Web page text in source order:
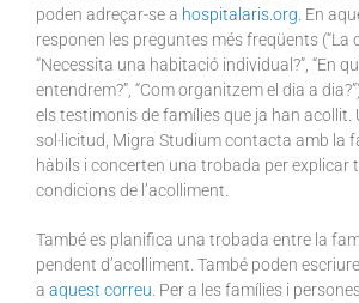
poden adreçar-se a hospitalaris.org . En
responen les preguntes més freqüents (“La
“Necessita una habitació individual?”, “En
entendrem?”, “Com organitzem el dia a
els testimonis de famílies que ja han acollit.
sol·licitud, Migra Studium contacta amb la
hàbils i concerten una trobada per explicar
condicions de l’acolliment.
També es planifica una trobada entre la
pendent d’acolliment. També poden
a aquest correu . Per a les famílies i